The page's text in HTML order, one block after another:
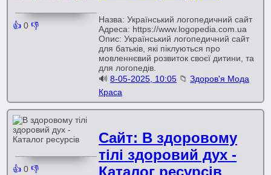
👍 0 👎
Назва: Український логопедичний сайт
Адреса: https://www.logopedia.com.ua
Опис: Український логопедичний сайт
для батьків, які піклуються про
мовленнєвий розвиток своєї дитини, та
для логопедів.
🔊8-05-2025, 10:05 📁Здоров'я Мода
Краса
👍 0 👎
Сайт: В здоровому
тілі здоровий дух -
Каталог ресурсів